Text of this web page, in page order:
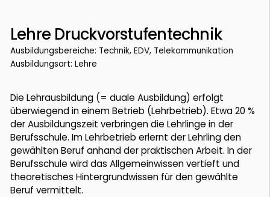
Lehre Druckvorstufentechnik
Ausbildungsbereiche: Technik, EDV, Telekommunikation
Ausbildungsart: Lehre
Die Lehrausbildung (= duale Ausbildung) erfolgt
überwiegend in einem Betrieb (Lehrbetrieb). Etwa 20 %
der Ausbildungszeit verbringen die Lehrlinge in der
Berufsschule. Im Lehrbetrieb erlernt der Lehrling den
gewählten Beruf anhand der praktischen Arbeit. In der
Berufsschule wird das Allgemeinwissen vertieft und
theoretisches Hintergrundwissen für den gewählte
Beruf vermittelt.